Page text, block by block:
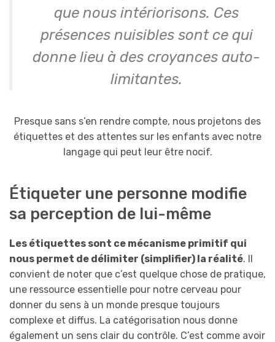
que nous intériorisons. Ces
présences nuisibles sont ce qui
donne lieu à des croyances auto-
limitantes.
Presque sans s’en rendre compte, nous projetons des
étiquettes et des attentes sur les enfants avec notre
langage qui peut leur être nocif.
Étiqueter une personne modifie
sa perception de lui-même
Les étiquettes sont ce mécanisme primitif qui
nous permet de délimiter (simplifier) la réalité. Il
convient de noter que c’est quelque chose de pratique,
une ressource essentielle pour notre cerveau pour
donner du sens à un monde presque toujours
complexe et diffus. La catégorisation nous donne
également un sens clair du contrôle. C’est comme avoir